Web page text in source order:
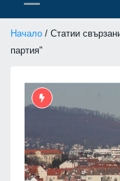
Начало / Статии
партия"